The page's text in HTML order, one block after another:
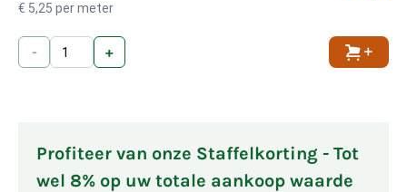
€ 5,25 per meter
- +
Profiteer van onze Staffelkorting - Tot
wel 8% op uw totale aankoop waarde